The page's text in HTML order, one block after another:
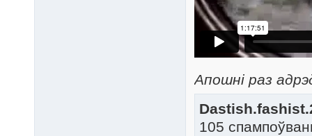
Апошні раз
105